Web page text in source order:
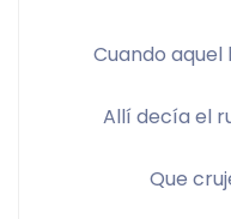
Cuando
Allí decía el
Que